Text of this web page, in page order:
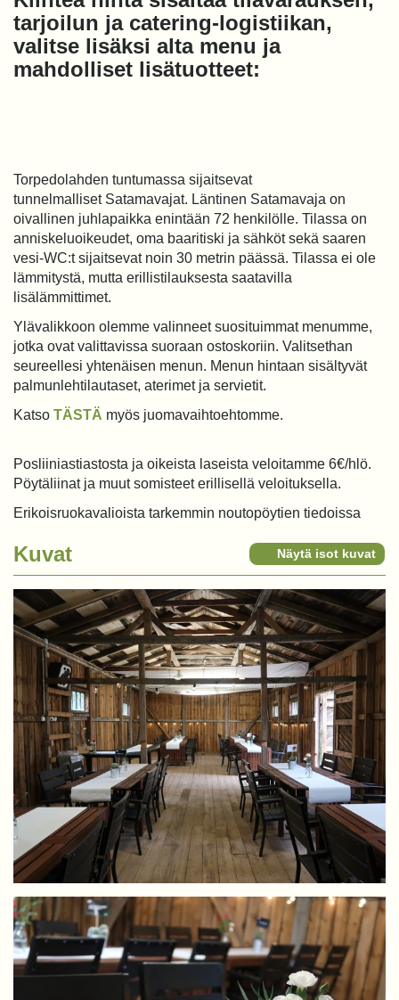
tarjoilun ja catering-logistiikan,
valitse lisäksi alta menu ja
mahdolliset lisätuotteet:
Torpedolahden tuntumassa sijaitsevat
tunnelmalliset Satamavajat. Läntinen Satamavaja on
oivallinen juhlapaikka enintään 72 henkilölle. Tilassa on
anniskeluoikeudet, oma baaritiski ja sähköt sekä saaren
vesi-WC:t sijaitsevat noin 30 metrin päässä. Tilassa ei ole
lämmitystä, mutta erillistilauksesta saatavilla
lisälämmittimet.
Ylävalikkoon olemme valinneet suosituimmat menumme,
jotka ovat valittavissa suoraan ostoskoriin. Valitsethan
seureellesi yhtenäisen menun. Menun hintaan sisältyvät
palmunlehtilautaset, aterimet ja servietit.
Katso TÄSTÄ myös juomavaihtoehtomme.
Posliiniastiastosta ja oikeista laseista veloitamme 6€/hlö.
Pöytäliinat ja muut somisteet erillisellä veloituksella.
Erikoisruokavalioista tarkemmin noutopöytien tiedoissa
Kuvat Näytä isot kuvat